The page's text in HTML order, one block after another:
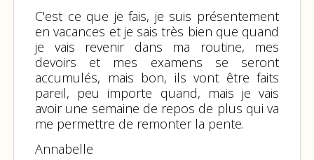
C'est ce que je fais, je suis présentement
en vacances et je sais très bien que quand
je vais revenir dans ma routine, mes
devoirs et mes examens se seront
accumulés, mais bon, ils vont être faits
pareil, peu importe quand, mais je vais
avoir une semaine de repos de plus qui va
me permettre de remonter la pente.
Annabelle